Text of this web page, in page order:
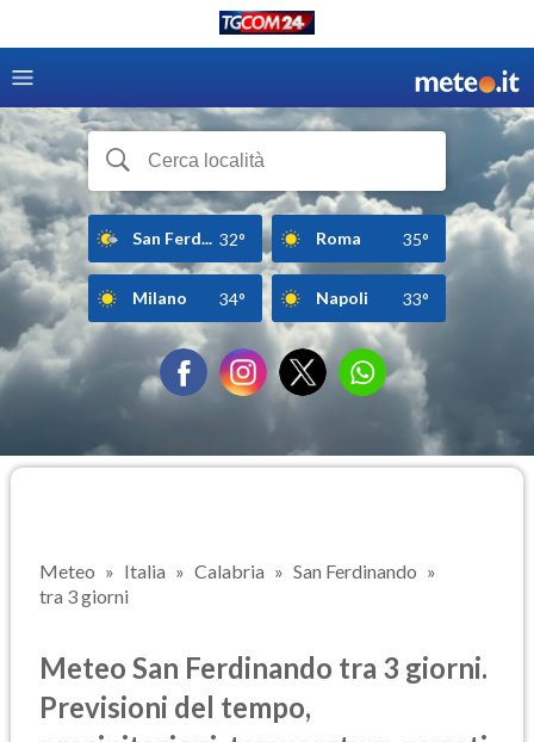
San Ferd... 32° Roma 35°
Milano 34° Napoli 33°
Meteo Italia Calabria
San Ferdinando
tra 3 giorni
Meteo San Ferdinando tra 3 giorni.
Previsioni del tempo,